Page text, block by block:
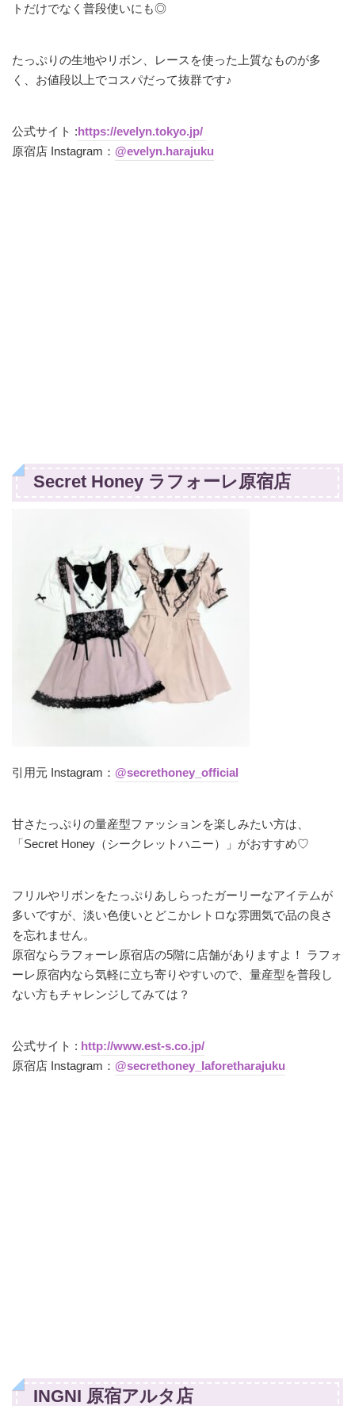
トだけでなく普段使いにも◎
たっぷりの生地やリボン、レースを使った上質なものが多
く、お値段以上でコスパだって抜群です♪
公式サイト :https://evelyn.tokyo.jp/
原宿店 Instagram： @evelyn.harajuku
Secret Honey ラフォーレ原宿店
引用元 Instagram： @secrethoney_official
甘さたっぷりの量産型ファッションを楽しみたい方は、
「Secret Honey（シークレットハニー）」がおすすめ♡
フリルやリボンをたっぷりあしらったガーリーなアイテムが
多いですが、淡い色使いとどこかレトロな雰囲気で品の良さ
を忘れません。
原宿ならラフォーレ原宿店の5階に店舗がありますよ！ ラフォ
ーレ原宿内なら気軽に立ち寄りやすいので、量産型を普段し
ない方もチャレンジしてみては？
公式サイト : http://www.est-s.co.jp/
原宿店 Instagram： @secrethoney_laforetharajuku
INGNI 原宿アルタ店